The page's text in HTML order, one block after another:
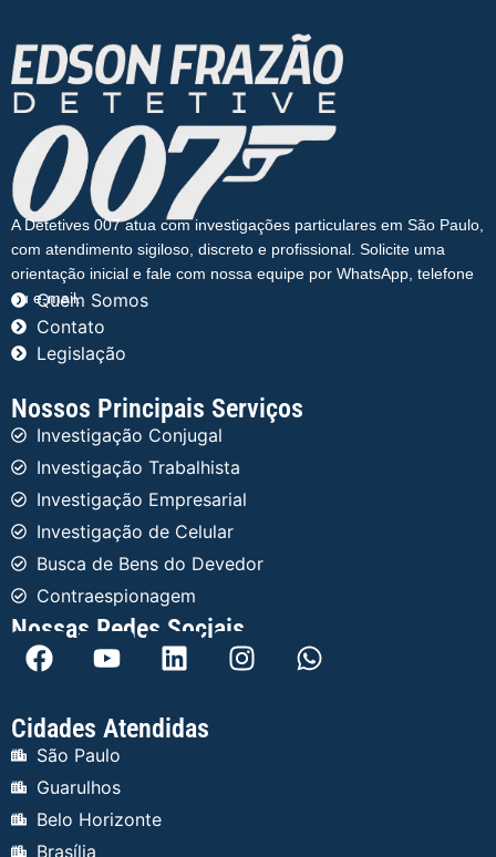
A Detetives 007 atua com investigações particulares em São Paulo,
com atendimento sigiloso, discreto e profissional. Solicite uma
orientação inicial e fale com nossa equipe por WhatsApp, telefone
ou e-mail.
Quem Somos
Contato
Legislação
Nossos Principais Serviços
Investigação Conjugal
Investigação Trabalhista
Investigação Empresarial
Investigação de Celular
Busca de Bens do Devedor
Contraespionagem
Nossas Redes Sociais
Cidades Atendidas
São Paulo
Guarulhos
Belo Horizonte
Brasília